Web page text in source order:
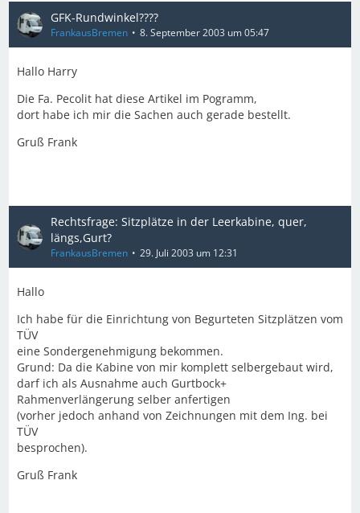
GFK-Rundwinkel????
FrankausBremen 8. September 2003 um 05:47
Hallo Harry
Die Fa. Pecolit hat diese Artikel im Pogramm,
dort habe ich mir die Sachen auch gerade bestellt.
Gruß Frank
Rechtsfrage: Sitzplätze in der Leerkabine, quer,
längs,Gurt?
FrankausBremen 29. Juli 2003 um 12:31
Hallo
Ich habe für die Einrichtung von Begurteten Sitzplätzen vom
TÜV
eine Sondergenehmigung bekommen.
Grund: Da die Kabine von mir komplett selbergebaut wird,
darf ich als Ausnahme auch Gurtbock+
Rahmenverlängerung selber anfertigen
(vorher jedoch anhand von Zeichnungen mit dem Ing. bei
TÜV
besprochen).
Gruß Frank